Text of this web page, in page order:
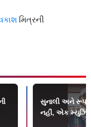
મિત્રની
સુનાલી અને
નહીં, એક